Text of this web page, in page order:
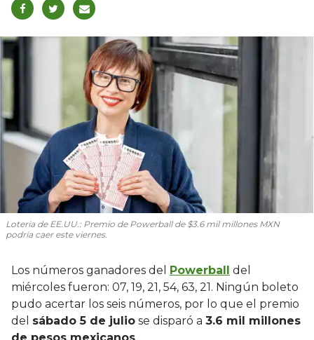
Lotería de EE.UU.: Premio de Powerball de $3.6 mil millones MXN
podría caer este viernes.
Los números ganadores del Powerball del
miércoles fueron: 07, 19, 21, 54, 63, 21. Ningún boleto
pudo acertar los seis números, por lo que el premio
del sábado 5 de julio se disparó a 3.6 mil millones